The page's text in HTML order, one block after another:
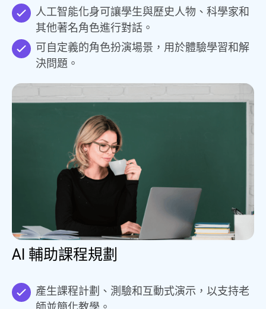
人工智能化身可讓學生與歷史人物、科學家和
其他著名角色進行對話。
可自定義的角色扮演場景，用於體驗學習和解
決問題。
AI 輔助課程規劃
產生課程計劃、測驗和互動式演示，以支持老